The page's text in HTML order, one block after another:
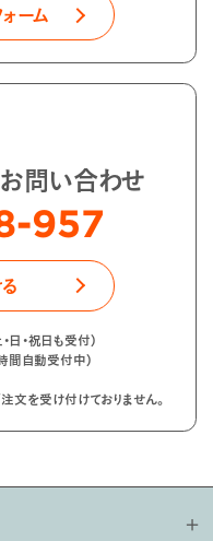
ーム
問い合わせ
957
・祝日も受付）
自動受付中）
文を受け付けておりません。